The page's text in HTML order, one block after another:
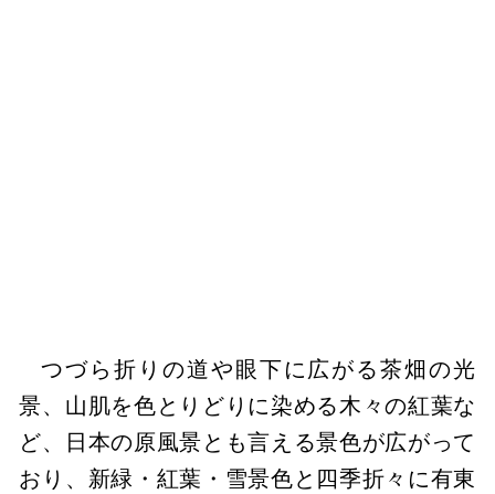
つづら折りの道や眼下に広がる茶畑の光
景、山肌を色とりどりに染める木々の紅葉な
ど、日本の原風景とも言える景色が広がって
おり、新緑・紅葉・雪景色と四季折々に有東